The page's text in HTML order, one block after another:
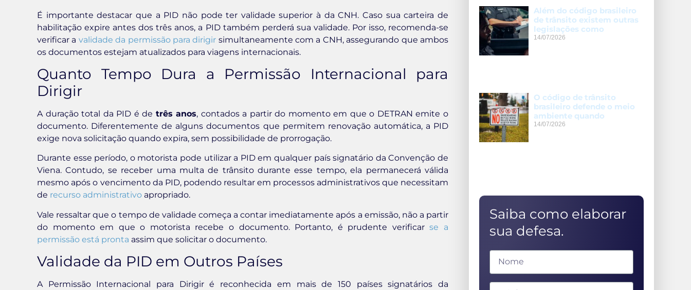
É importante destacar que a PID não pode ter validade superior à da CNH. Caso sua carteira de
habilitação expire antes dos três anos, a PID também perderá sua validade. Por isso, recomenda-se
verificar a validade da permissão para dirigir simultaneamente com a CNH, assegurando que ambos
os documentos estejam atualizados para viagens internacionais.
Quanto Tempo Dura a Permissão Internacional para
Dirigir
A duração total da PID é de três anos, contados a partir do momento em que o DETRAN emite o
documento. Diferentemente de alguns documentos que permitem renovação automática, a PID
exige nova solicitação quando expira, sem possibilidade de prorrogação.
Durante esse período, o motorista pode utilizar a PID em qualquer país signatário da Convenção de
Viena. Contudo, se receber uma multa de trânsito durante esse tempo, ela permanecerá válida
mesmo após o vencimento da PID, podendo resultar em processos administrativos que necessitam
de recurso administrativo apropriado.
Vale ressaltar que o tempo de validade começa a contar imediatamente após a emissão, não a partir
do momento em que o motorista recebe o documento. Portanto, é prudente verificarse a
permissão está pronta assim que solicitar o documento.
Validade da PID em Outros Países
A Permissão Internacional para Dirigir é reconhecida em mais de 150 países signatários da
Além do código brasileiro
de trânsito existem outras
legislações como
14/07/2026
O código de trânsito
brasileiro defende o meio
ambiente quando
14/07/2026
Saiba como elaborar
sua defesa.